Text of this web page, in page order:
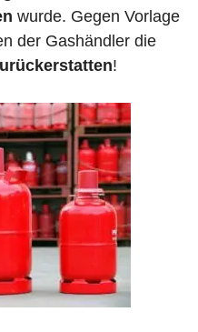
wurde. Gegen Vorlage
der Gashändler die
!